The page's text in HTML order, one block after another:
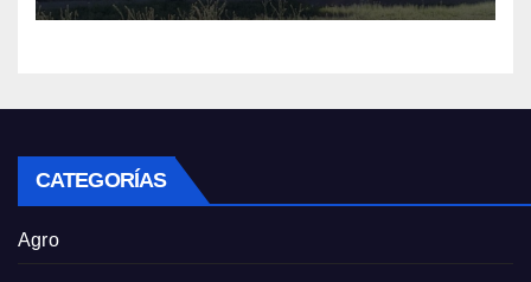
CATEGORÍAS
Agro